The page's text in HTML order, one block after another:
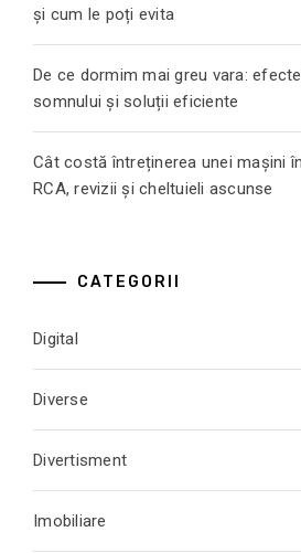
și cum le poți evita
De ce dormim mai greu vara:
somnului și soluții eficiente
Cât costă întreținerea unei mașini
RCA, revizii și cheltuieli ascunse
CATEGORII
Digital
Diverse
Divertisment
Imobiliare